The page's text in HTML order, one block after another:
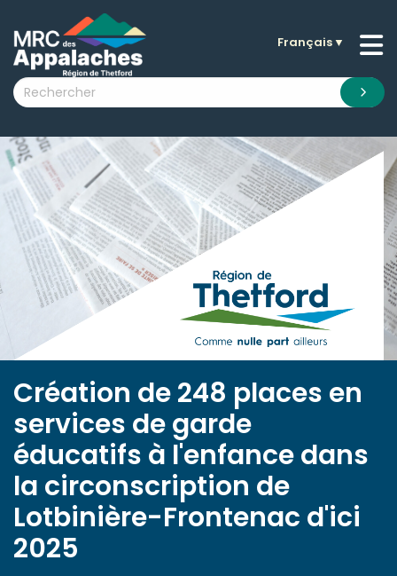
submenu (La MRC )
submenu (Citoyens )
submenu (Visiteurs )
submenu (Nouvelles )
submenu (Documentation )
Français▼
Création de 248 places en
services de garde
éducatifs à l'enfance dans
la circonscription de
Lotbinière-Frontenac d'ici
2025